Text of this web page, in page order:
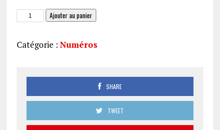
quantité
de
281-
Ajouter au panier
Catégorie : Numéros
SHARE
TWEET